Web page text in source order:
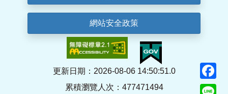
網站安全政策
更新日期：2026-08-06 14:50:51.0
累積瀏覽人次：477471494